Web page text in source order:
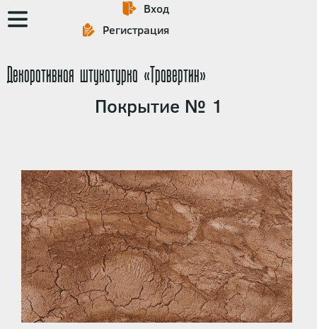
Основная
навигация
Вход
Регистрация
Декоративная штукатурка «Травертин»
Покрытие № 1